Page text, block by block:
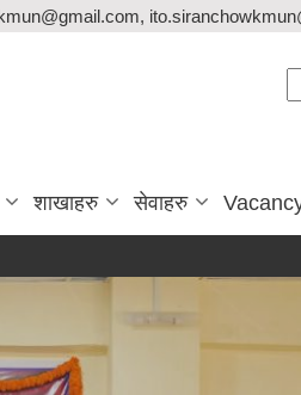
शाखाहरु सेवाहरु